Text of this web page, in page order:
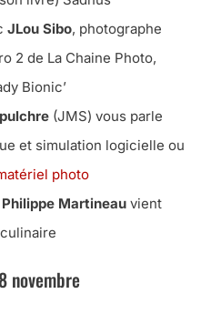
JLou Sibo, photographe
2 de La Chaine Photo,
Bionic’
(JMS) vous parle
et simulation logicielle ou
photo
Philippe Martineau vient
novembre